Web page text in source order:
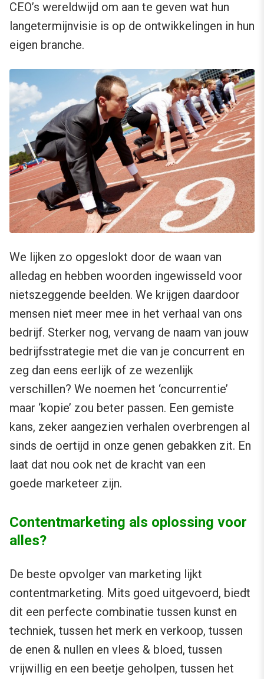
CEO’s wereldwijd om aan te geven wat hun
langetermijnvisie is op de ontwikkelingen in hun
eigen branche.
We lijken zo opgeslokt door de waan van
alledag en hebben woorden ingewisseld voor
nietszeggende beelden. We krijgen daardoor
mensen niet meer mee in het verhaal van ons
bedrijf. Sterker nog, vervang de naam van jouw
bedrijfsstrategie met die van je concurrent en
zeg dan eens eerlijk of ze wezenlijk
verschillen? We noemen het ‘concurrentie’
maar ‘kopie’ zou beter passen. Een gemiste
kans, zeker aangezien verhalen overbrengen al
sinds de oertijd in onze genen gebakken zit. En
laat dat nou ook net de kracht van een
goede marketeer zijn.
Contentmarketing als oplossing voor
alles?
De beste opvolger van marketing lijkt
contentmarketing. Mits goed uitgevoerd, biedt
dit een perfecte combinatie tussen kunst en
techniek, tussen het merk en verkoop, tussen
de enen & nullen en vlees & bloed, tussen
vrijwillig en een beetje geholpen, tussen het